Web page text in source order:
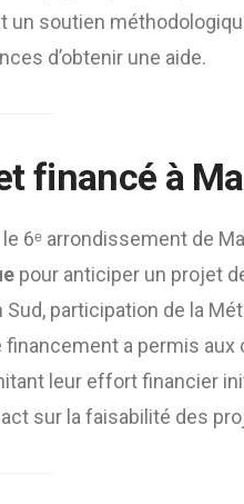
un soutien
d’obtenir une aide.
financé à
6ᵉ arrondissement de
pour anticiper un projet
participation de la
financement a permis
leur effort financier
sur la faisabilité des